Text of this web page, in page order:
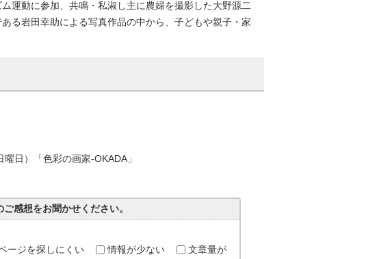
運動に参加、共鳴・私淑し主に農婦を撮影した大野源二
る岩田幸助による写真作品の中から、子どもや親子・家
日）「色彩の画家-OKADA」
感想をお聞かせください。
ージを探しにくい 情報が少ない
文章量が